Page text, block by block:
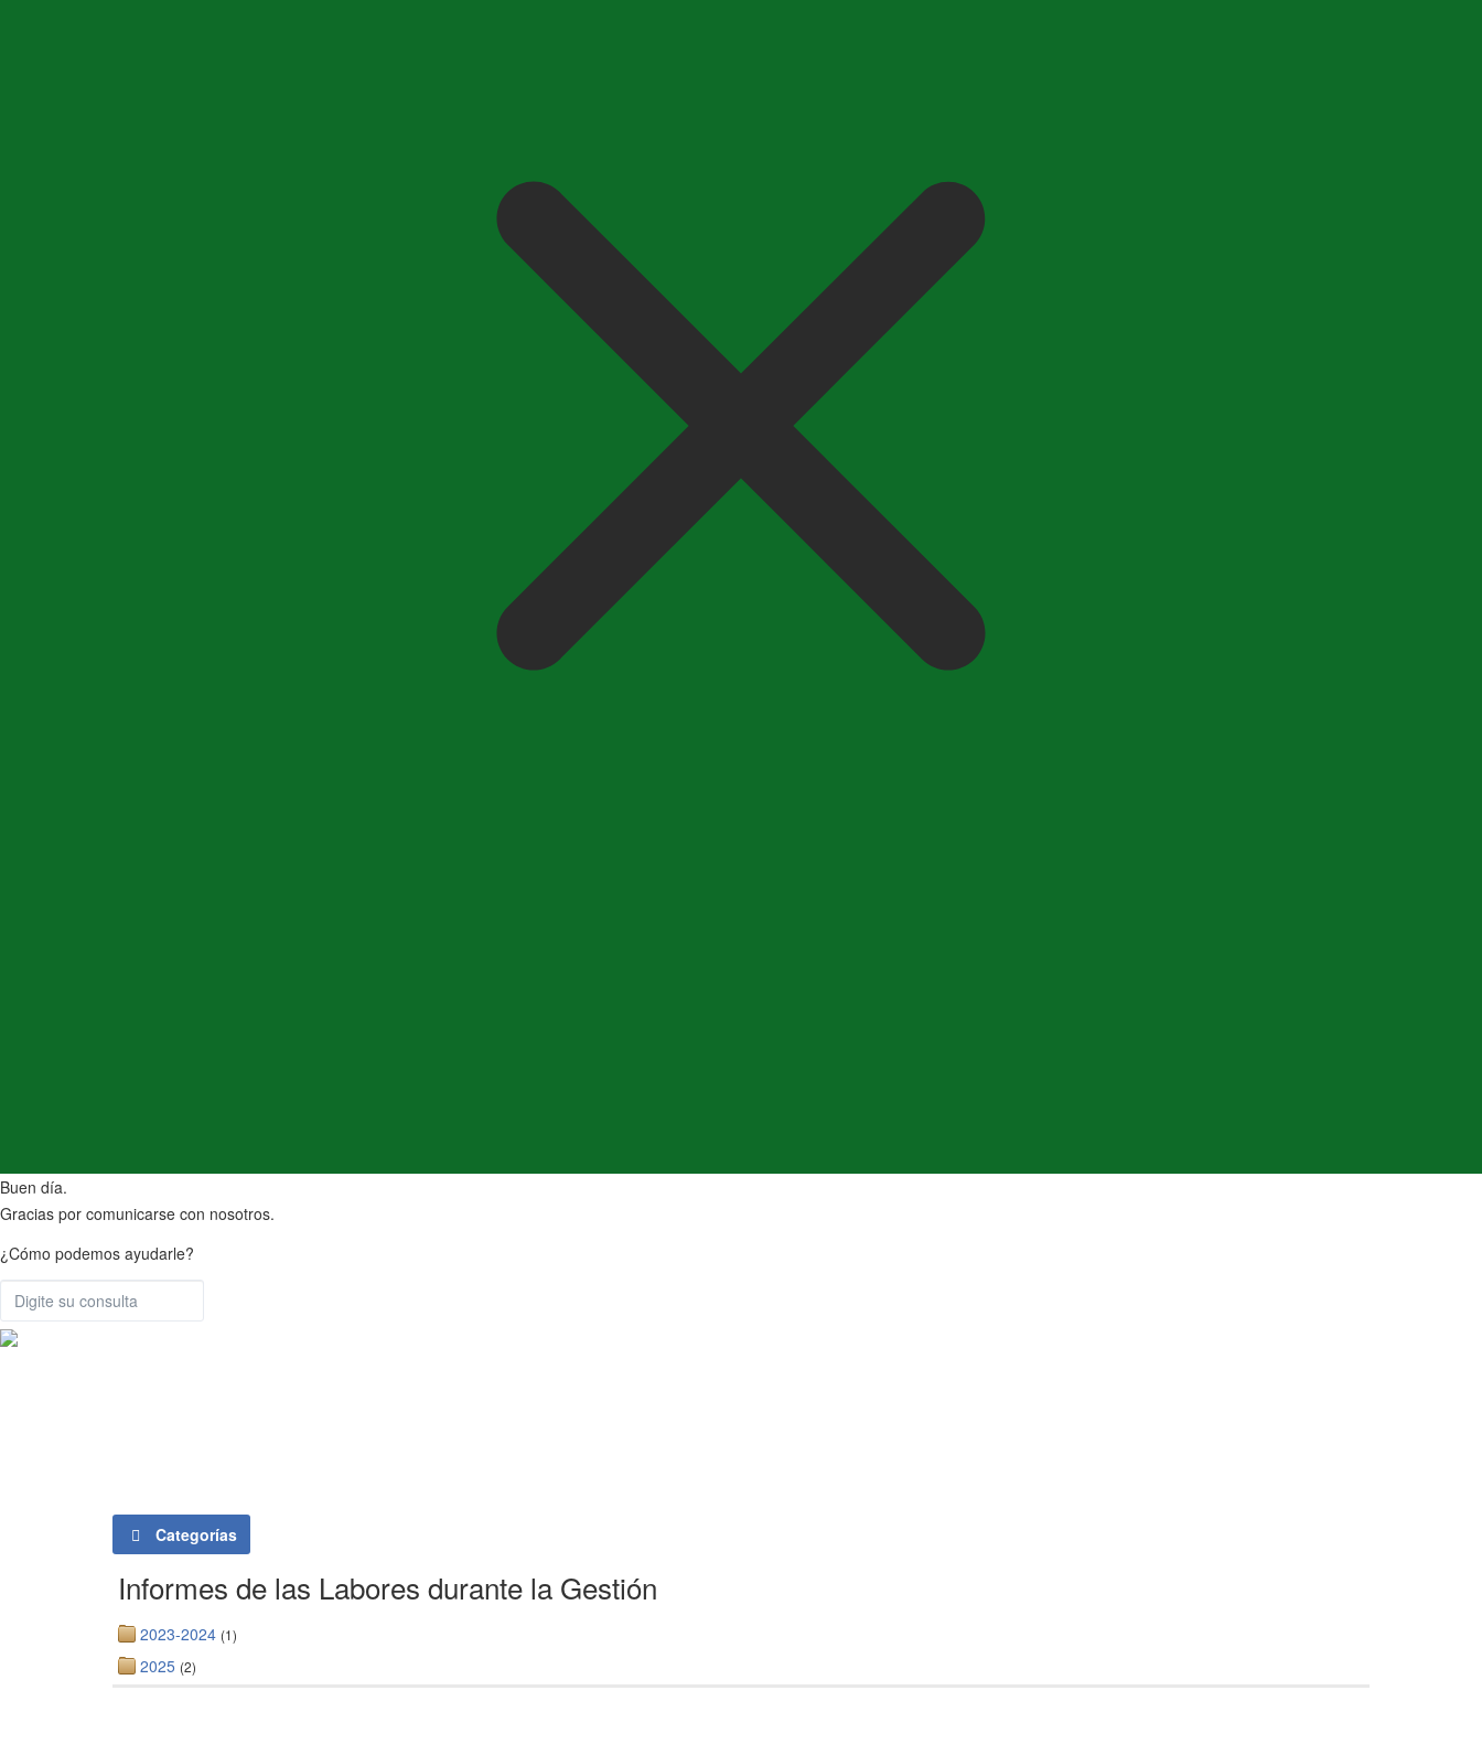
Buen día.
Gracias por comunicarse con nosotros.
¿Cómo podemos ayudarle?
Categorías
Informes de las Labores durante la Gestión
2023-2024 (1)
2025 (2)